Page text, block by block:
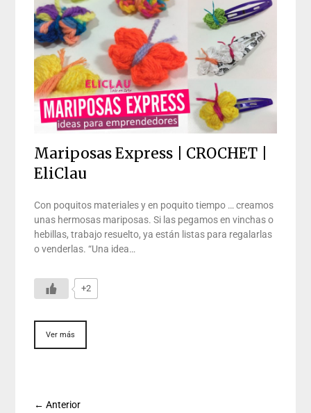
Mariposas Express | CROCHET |
EliClau
Con poquitos materiales y en poquito tiempo … creamos
unas hermosas mariposas. Si las pegamos en vinchas o
hebillas, trabajo resuelto, ya están listas para regalarlas
o venderlas. “Una idea…
+2
Ver más
← Anterior